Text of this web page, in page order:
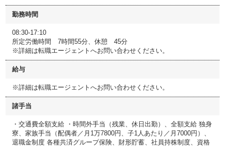
勤務時間
08:30-17:10
所定労働時間 7時間55分、休憩 45分
※詳細は転職エージェントへお問い合わせください。
給与
※詳細は転職エージェントへお問い合わせください。
諸手当
・交通費全額支給 ・時間外手当（残業、休日出勤）、全額支給 独身
寮、家族手当（配偶者／月1万7800円、子1人あたり／月7000円）、
退職金制度 各種共済グループ保険、財形貯蓄、社員持株制度、資格